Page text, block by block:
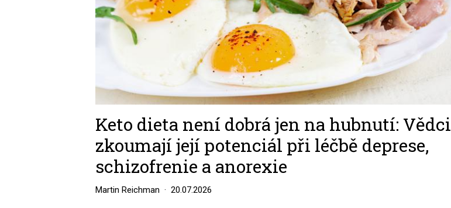
Keto dieta není dobrá jen na hubnutí: Vědci
zkoumají její potenciál při léčbě deprese,
schizofrenie a anorexie
Martin Reichman 20.07.2026